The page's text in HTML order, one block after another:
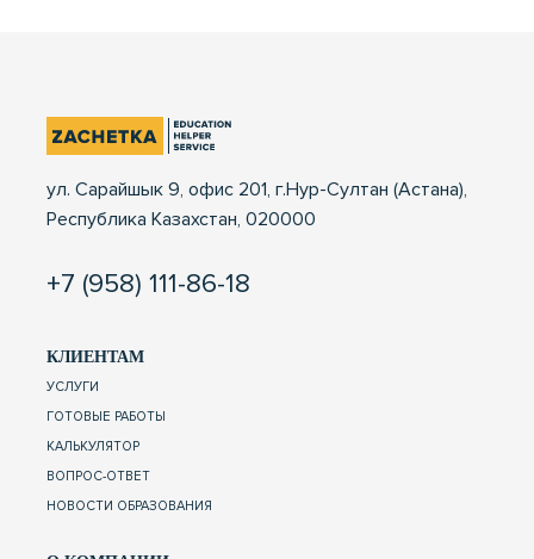
ул. Сарайшык 9, офис 201, г.Нур-Султан (Астана),
Республика Казахстан, 020000
+7 (958) 111-86-18
КЛИЕНТАМ
УСЛУГИ
ГОТОВЫЕ РАБОТЫ
КАЛЬКУЛЯТОР
ВОПРОС-ОТВЕТ
НОВОСТИ ОБРАЗОВАНИЯ